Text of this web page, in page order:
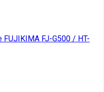
FUJIKIMA FJ-G500 / HT-